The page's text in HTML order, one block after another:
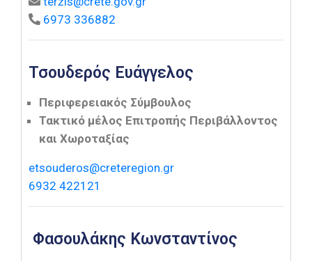
6973 336882
Τσουδερός Ευάγγελος
Περιφερειακός Σύμβουλος
Τακτικό μέλος Επιτροπής Περιβάλλοντος
και Χωροταξίας
etsouderos@creteregion.gr
6932 422121
Φασουλάκης Κωνσταντίνος